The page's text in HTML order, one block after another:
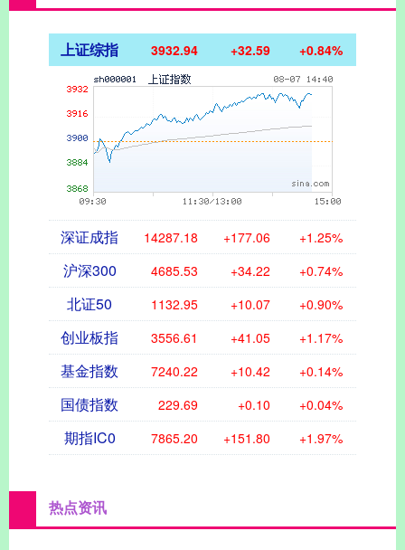
上证综指 3932.94 +32.59 +0.84%
深证成指 14287.18 +177.06 +1.25%
沪深300 4685.53 +34.22 +0.74%
北证50 1132.95 +10.07 +0.90%
创业板指 3556.61 +41.05 +1.17%
基金指数 7240.22 +10.42 +0.14%
国债指数 229.69 +0.10 +0.04%
期指IC0 7865.20 +151.80 +1.97%
热点资讯